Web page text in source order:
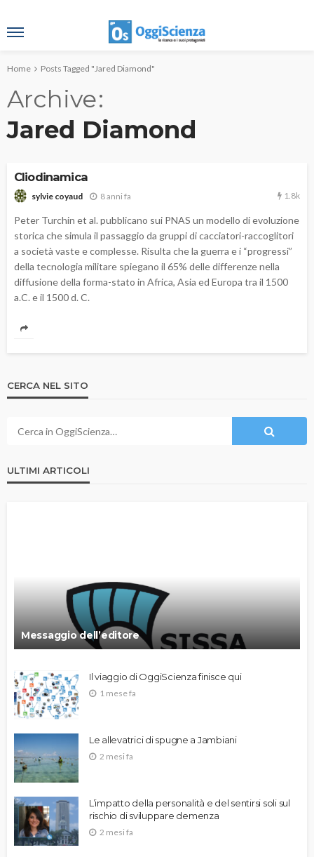
Home Posts Tagged "Jared Diamond"
Archive
Jared Diamond
Cliodinamica
sylvie coyaud 8 anni fa 1.8k
Peter Turchin et al. pubblicano sui PNAS un modello di evoluzione
storica che simula il passaggio da gruppi di cacciatori-raccoglitori
a società vaste e complesse. Risulta che la guerra e i “progressi”
della tecnologia militare spiegano il 65% delle differenze nella
diffusione della forma-stato in Africa, Asia ed Europa tra il 1500
a.C. e il 1500 d. C.
CERCA NEL SITO
ULTIMI ARTICOLI
Messaggio dell’editore
Il viaggio di OggiScienza finisce qui
1 mese fa
Le allevatrici di spugne a Jambiani
2 mesi fa
L’impatto della personalità e del sentirsi soli sul
rischio di sviluppare demenza
2 mesi fa